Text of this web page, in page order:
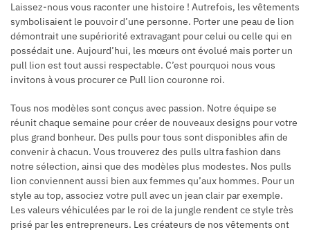
Laissez-nous vous raconter une histoire ! Autrefois, les vêtements
symbolisaient le pouvoir d’une personne. Porter une peau de lion
démontrait une supériorité extravagant pour celui ou celle qui en
possédait une. Aujourd’hui, les mœurs ont évolué mais porter un
pull lion est tout aussi respectable. C’est pourquoi nous vous
invitons à vous procurer ce Pull lion couronne roi.
Tous nos modèles sont conçus avec passion. Notre équipe se
réunit chaque semaine pour créer de nouveaux designs pour votre
plus grand bonheur. Des pulls pour tous sont disponibles afin de
convenir à chacun. Vous trouverez des pulls ultra fashion dans
notre sélection, ainsi que des modèles plus modestes. Nos pulls
lion conviennent aussi bien aux femmes qu’aux hommes. Pour un
style au top, associez votre pull avec un jean clair par exemple.
Les valeurs véhiculées par le roi de la jungle rendent ce style très
prisé par les entrepreneurs. Les créateurs de nos vêtements ont